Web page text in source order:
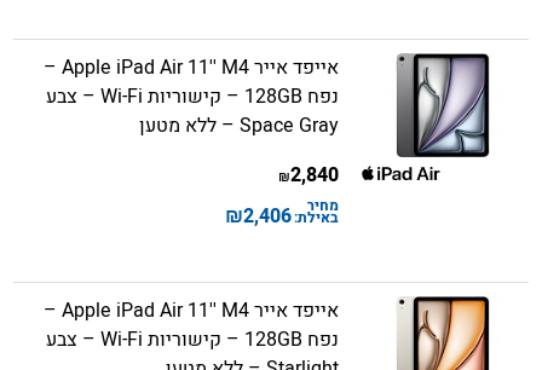
אייפד אייר Apple iPad Air 11'' M4 –
נפח 128GB – קישוריות Wi-Fi – צבע
Space Gray – ללא מטען
2,840
₪
מחיר
באילת:2,406
₪
אייפד אייר Apple iPad Air 11'' M4 –
נפח 128GB – קישוריות Wi-Fi – צבע